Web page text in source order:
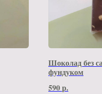
Шоколад без
фундуком
590р.